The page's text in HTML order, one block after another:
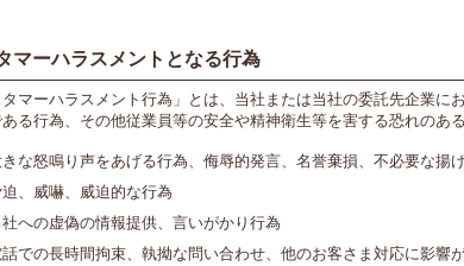
マーハラスメントとなる行為
タマーハラスメント行為」とは、当社または当社の委託先企業
る行為、その他従業員等の安全や精神衛生等を害する恐れのあ
きな怒鳴り声をあげる行為、侮辱的発言、名誉棄損、不必要な揚
、威嚇、威迫的な行為
社への虚偽の情報提供、言いがかり行為
話での長時間拘束、執拗な問い合わせ、他のお客さま対応に影響